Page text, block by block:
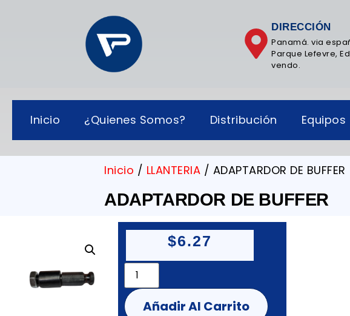
DIRECCIÓN
Panamá. via
Parque Lefevre,
vendo.
Inicio ¿Quienes Somos? Distribución Equipos
Inicio / LLANTERIA / ADAPTARDOR DE BUFFER
ADAPTARDOR DE BUFFER
$6.27
Añadir Al Carrito